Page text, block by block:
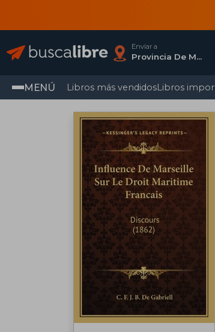
Enviar a
Provincia De Madrid
MENÚ Libros más vendidosLibros